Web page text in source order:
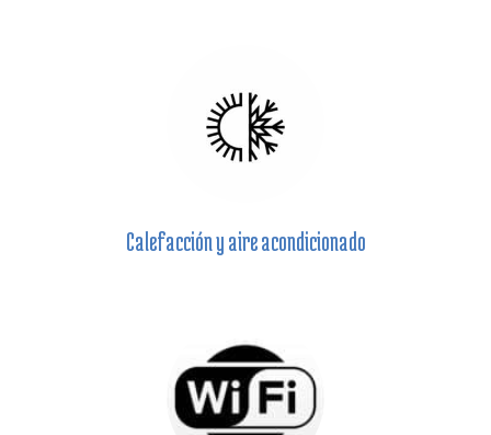
Calefacción y aire acondicionado